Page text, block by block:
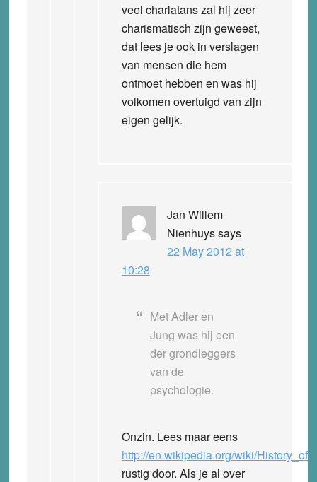
veel charlatans zal hij zeer
charismatisch zijn geweest,
dat lees je ook in verslagen
van mensen die hem
ontmoet hebben en was hij
volkomen overtuigd van zijn
eigen gelijk.
Jan Willem
Nienhuyssays
22 May 2012 at
10:28
Met Adler en
Jung was hij een
der grondleggers
van de
psychologie.
Onzin. Lees maar eens
http://en.wikipedia.org/wiki/
rustig door. Als je al over